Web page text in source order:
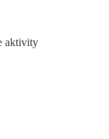
aktivity